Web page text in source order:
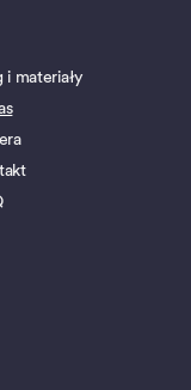
i materiały